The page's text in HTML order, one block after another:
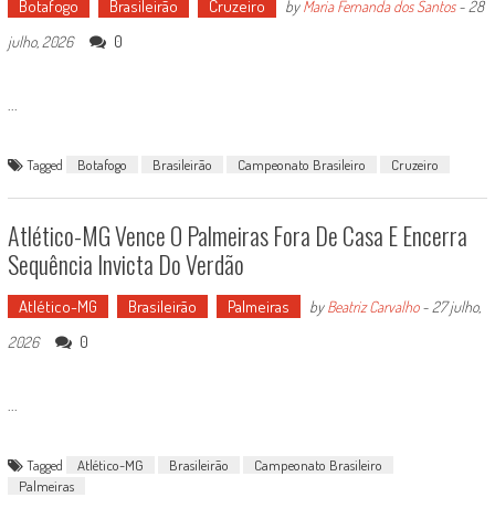
Botafogo Brasileirão Cruzeiro byMaria Fernanda dos Santos- 28
julho, 2026
0
...
Tagged Botafogo Brasileirão Campeonato Brasileiro Cruzeiro
Atlético-MG Vence O Palmeiras Fora De Casa E Encerra
Sequência Invicta Do Verdão
Atlético-MG Brasileirão Palmeiras byBeatriz Carvalho- 27 julho,
2026
0
...
Tagged Atlético-MG Brasileirão
Campeonato Brasileiro
Palmeiras